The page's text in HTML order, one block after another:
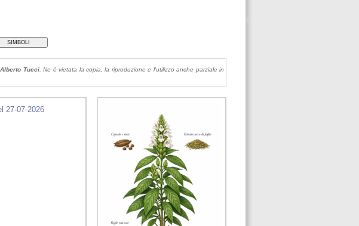
SIMBOLI
Alberto Tucci. Ne è vietata la copia, la riproduzione e l'utilizzo anche parziale in
27-07-2026